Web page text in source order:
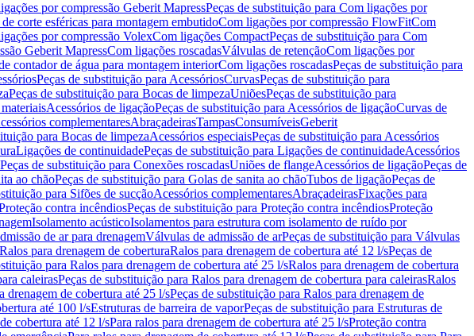
por compressão Geberit MapressPeças de substituição para Com ligações por
corte esféricas para montagem embutidoCom ligações por compressão FlowFitCom
por compressão VolexCom ligações CompactPeças de substituição para Com
Geberit MapressCom ligações roscadasVálvulas de retençãoCom ligações por
contador de água para montagem interiorCom ligações roscadasPeças de substituição para
Peças de substituição para AcessóriosCurvasPeças de substituição para
Peças de substituição para Bocas de limpezaUniõesPeças de substituição para
Acessórios de ligaçãoPeças de substituição para Acessórios de ligaçãoCurvas de
complementaresAbraçadeirasTampasConsumíveisGeberit
para Bocas de limpezaAcessórios especiaisPeças de substituição para Acessórios
Ligações de continuidadePeças de substituição para Ligações de continuidadeAcessórios
Peças de substituição para Conexões roscadasUniões de flangeAcessórios de ligaçãoPeças de
ao chãoPeças de substituição para Golas de sanita ao chãoTubos de ligaçãoPeças de
para Sifões de sucçãoAcessórios complementaresAbraçadeirasFixações para
contra incêndiosPeças de substituição para Proteção contra incêndiosProteção
Isolamento acústicoIsolamentos para estrutura com isolamento de ruído por
de ar para drenagemVálvulas de admissão de arPeças de substituição para Válvulas
para drenagem de coberturaRalos para drenagem de cobertura até 12 l/sPeças de
para Ralos para drenagem de cobertura até 25 l/sRalos para drenagem de cobertura
caleirasPeças de substituição para Ralos para drenagem de cobertura para caleirasRalos
drenagem de cobertura até 25 l/sPeças de substituição para Ralos para drenagem de
até 100 l/sEstruturas de barreira de vaporPeças de substituição para Estruturas de
cobertura até 12 l/sPara ralos para drenagem de cobertura até 25 l/sProteção contra